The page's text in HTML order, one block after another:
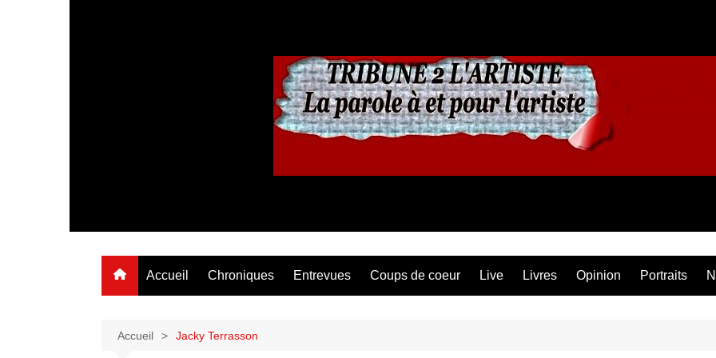
Accueil Chroniques Entrevues Coups de coeur Live Livres Opinion Portraits
Accueil Jacky Terrasson